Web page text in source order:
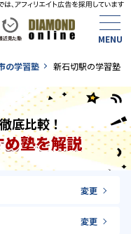
の学習塾 新石切駅の学習塾
底比較！
塾を解説
変更
変更